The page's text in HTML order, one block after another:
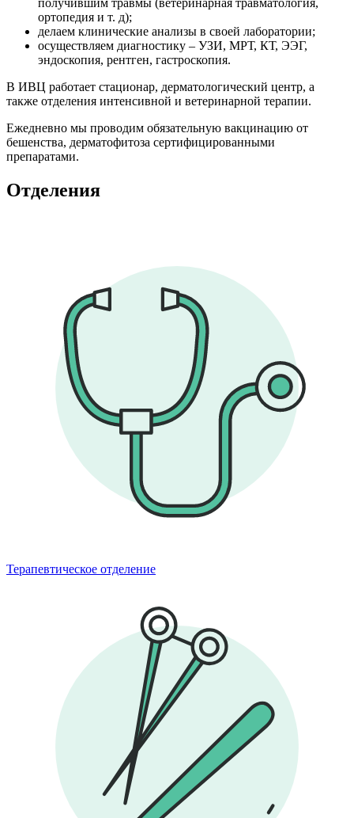
получившим травмы (ветеринарная травматология,
ортопедия и т. д);
делаем клинические анализы в своей лаборатории;
осуществляем диагностику – УЗИ, МРТ, КТ, ЭЭГ,
эндоскопия, рентген, гастроскопия.
В ИВЦ работает стационар, дерматологический центр, а
также отделения интенсивной и ветеринарной терапии.
Ежедневно мы проводим обязательную вакцинацию от
бешенства, дерматофитоза сертифицированными
препаратами.
Отделения
Терапевтическое отделение